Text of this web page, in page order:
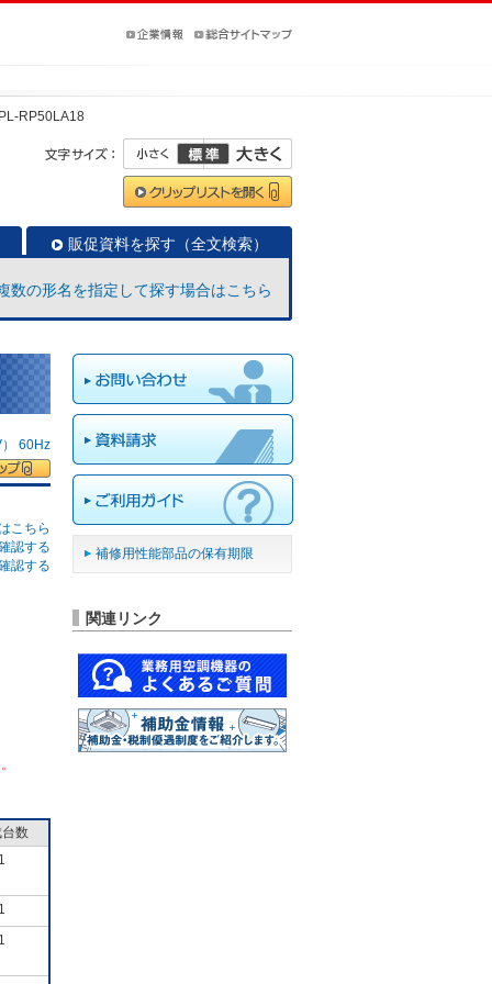
RP50LA18
販促資料を探す（全文検索）
数の形名を指定して探す場合はこちら
60Hz
こちら
認する
認する
数
補修用性能部品の保有期限
関連リンク